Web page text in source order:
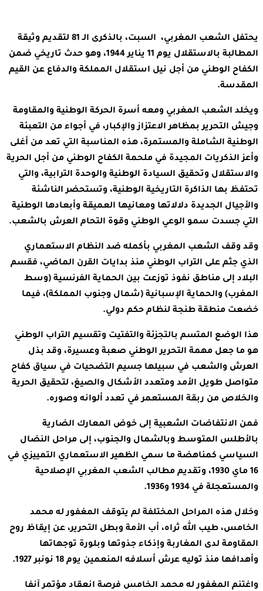
يحتفل الشعب المغربي، السبت، بالذكرى الـ 81 لتقديم وثيقة
المطالبة بالاستقلال يوم 11 يناير 1944، وهو حدث تاريخي ضمن
الكفاح الوطني من أجل نيل استقلال المملكة والدفاع عن القيم
المقدسة.
ويخلد الشعب المغربي ومعه أسرة الحركة الوطنية والمقاومة
وجيش التحرير بمظاهر الاعتزاز والإكبار، في أجواء من التعبئة
الوطنية الشاملة والمستمرة، هذه المناسبة التي تعد من أغلى
وأعز الذكريات المجيدة في ملحمة الكفاح الوطني من أجل الحرية
والاستقلال وتحقيق السيادة الوطنية والوحدة الترابية، والتي
تحتفظ بها الذاكرة التاريخية الوطنية، وتستحضر الناشئة
والأجيال الجديدة دلالاتها ومعانيها العميقة وأبعادها الوطنية
التي جسدت سمو الوعي الوطني وقوة التحام العرش بالشعب.
وقد وقف الشعب المغربي بأكمله ضد النظام الاستعماري
الذي جثم على التراب الوطني منذ بدايات القرن الماضي، فقسم
البلاد إلى مناطق نفوذ توزعت بين الحماية الفرنسية (وسط
المغرب) والحماية الإسبانية (شمال وجنوب المملكة)، فيما
خضعت منطقة طنجة لنظام حكم دولي.
هذا الوضع المتسم بالتجزئة والتفتيت وتقسيم التراب الوطني
هو ما جعل مهمة التحرير الوطني صعبة وعسيرة، وقد بذل
العرش والشعب في سبيلها جسيم التضحيات في سياق كفاح
متواصل طويل الأمد ومتعدد الأشكال والصيغ، لتحقيق الحرية
والخلاص من ربقة المستعمر في تعدد ألوانه وصوره.
فمن الانتفاضات الشعبية إلى خوض المعارك الضارية
بالأطلس المتوسط وبالشمال والجنوب، إلى مراحل النضال
السياسي كمناهضة ما سمي الظهير الاستعماري التمييزي في
16 ماي 1930، وتقديم مطالب الشعب المغربي الإصلاحية
والمستعجلة في 1934 و1936.
وخلال هذه المراحل المختلفة لم يتوقف المغفور له محمد
الخامس، طيب الله ثراه، أب الأمة وبطل التحرير، عن إيقاظ روح
المقاومة لدى المغاربة وإذكاء جذوتها وبلورة توجهاتها
وأهدافها منذ توليه عرش أسلافه المنعمين يوم 18 نونبر 1927.
واغتنم المغفور له محمد الخامس فرصة انعقاد مؤتمر آنفا